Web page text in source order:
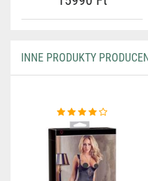
INNE PRODUKTY